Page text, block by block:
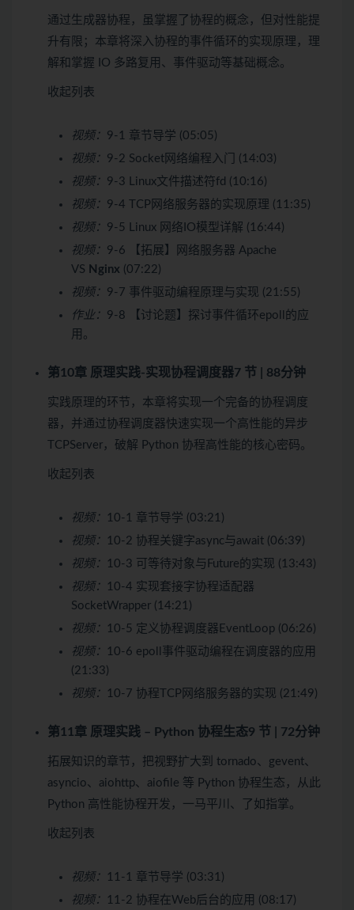
通过生成器协程，虽掌握了协程的概念，但对性能提
升有限；本章将深入协程的事件循环的实现原理，理
解和掌握 IO 多路复用、事件驱动等基础概念。
收起列表
视频： 9-1 章节导学 (05:05)
视频： 9-2 Socket网络编程入门 (14:03)
视频： 9-3 Linux文件描述符fd (10:16)
视频： 9-4 TCP网络服务器的实现原理 (11:35)
视频： 9-5 Linux 网络IO模型详解 (16:44)
视频： 9-6 【拓展】网络服务器 Apache
VS Nginx (07:22)
视频： 9-7 事件驱动编程原理与实现 (21:55)
作业： 9-8 【讨论题】探讨事件循环epoll的应
用。
第10章 原理实践-实现协程调度器7 节 | 88分钟
实践原理的环节，本章将实现一个完备的协程调度
器，并通过协程调度器快速实现一个高性能的异步
TCPServer，破解 Python 协程高性能的核心密码。
收起列表
视频：
10-1 章节导学 (03:21)
视频：
10-2 协程关键字async与await (06:39)
视频：
10-3 可等待对象与Future的实现 (13:43)
视频：
10-4 实现套接字协程适配器
SocketWrapper (14:21)
视频：
10-5 定义协程调度器EventLoop (06:26)
视频：
10-6 epoll事件驱动编程在调度器的应用
(21:33)
视频：
10-7 协程TCP网络服务器的实现 (21:49)
第11章 原理实践 – Python 协程生态9 节 | 72分钟
拓展知识的章节，把视野扩大到 tornado、gevent、
asyncio、aiohttp、aiofile 等 Python 协程生态，从此
Python 高性能协程开发，一马平川、了如指掌。
收起列表
视频：
11-1 章节导学 (03:31)
视频：
11-2 协程在Web后台的应用 (08:17)